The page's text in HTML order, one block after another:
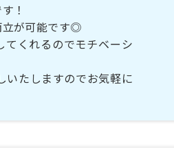
！
立が可能です◎
てくれるのでモチベーシ
いたしますのでお気軽に